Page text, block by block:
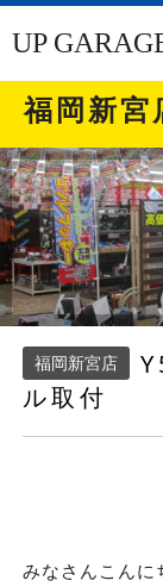
UP
福岡新宮
福岡新宮店
ル取付
みなさんこんに